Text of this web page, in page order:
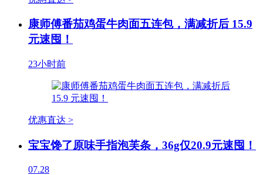
康师傅番茄鸡蛋牛肉面五连包，满减折后 15.9
元速囤！
23小时前
优惠直达 >
宝宝馋了原味手指泡芙条，36g仅20.9元速囤！
07.28